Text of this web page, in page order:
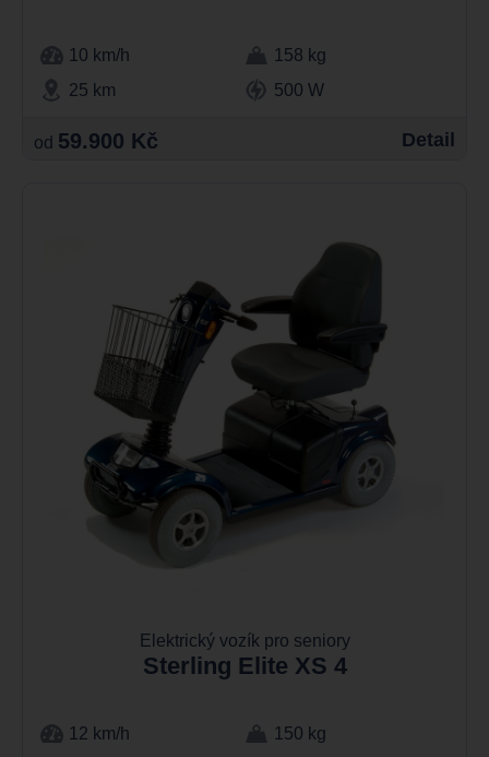
10 km/h
158 kg
25 km
500 W
od 59.900 Kč Detail
Elektrický vozík pro seniory
Sterling Elite XS 4
12 km/h
150 kg